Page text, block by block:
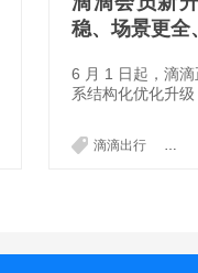
稳、场景更全
6 月 1 日起，滴
系结构化优化升
万次。
滴滴出行 会员